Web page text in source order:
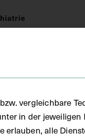
vergleichbare
in der
erlauben, alle